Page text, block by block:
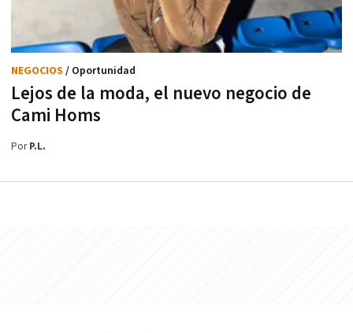
Lejos de la moda, el nuevo negocio de
Cami Homs
NEGOCIOS / Oportunidad
PorP.L.